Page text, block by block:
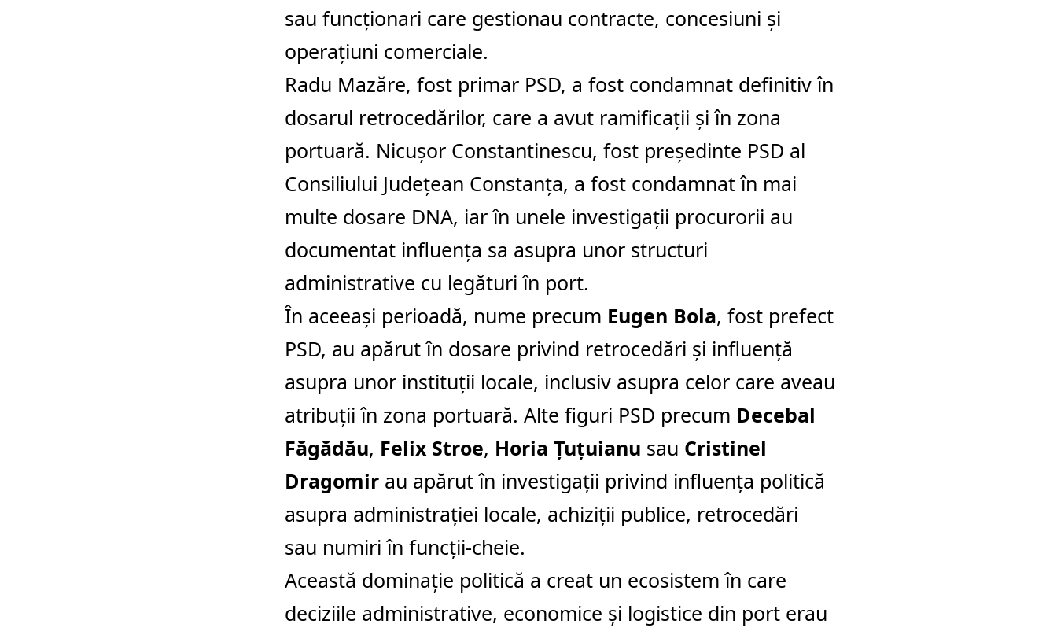
sau funcționari care gestionau contracte, concesiuni și
operațiuni comerciale.
Radu Mazăre, fost primar PSD, a fost condamnat definitiv în
dosarul retrocedărilor, care a avut ramificații și în zona
portuară. Nicușor Constantinescu, fost președinte PSD al
Consiliului Județean Constanța, a fost condamnat în mai
multe dosare DNA, iar în unele investigații procurorii au
documentat influența sa asupra unor structuri
administrative cu legături în port.
În aceeași perioadă, nume precum Eugen Bola, fost prefect
PSD, au apărut în dosare privind retrocedări și influență
asupra unor instituții locale, inclusiv asupra celor care aveau
atribuții în zona portuară. Alte figuri PSD precum Decebal
Făgădău, Felix Stroe, Horia Țuțuianu sau Cristinel
Dragomir au apărut în investigații privind influența politică
asupra administrației locale, achiziții publice, retrocedări
sau numiri în funcții-cheie.
Această dominație politică a creat un ecosistem în care
deciziile administrative, economice și logistice din port erau